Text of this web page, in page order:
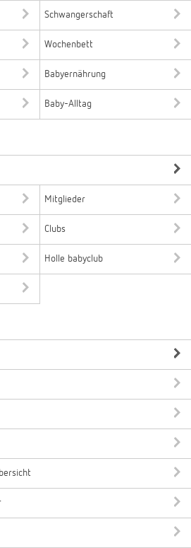
Schwangerschaft
Wochenbett
Babyernährung
Baby-Alltag
Mitglieder
Clubs
Holle babyclub